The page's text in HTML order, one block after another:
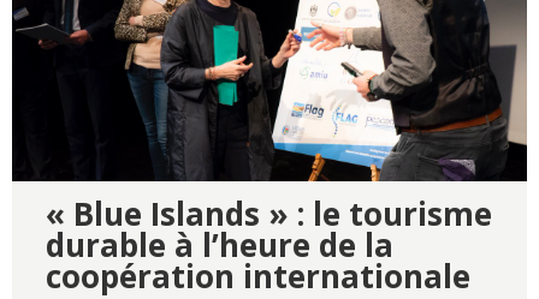
« Blue Islands » : le tourisme
durable à l’heure de la
coopération internationale